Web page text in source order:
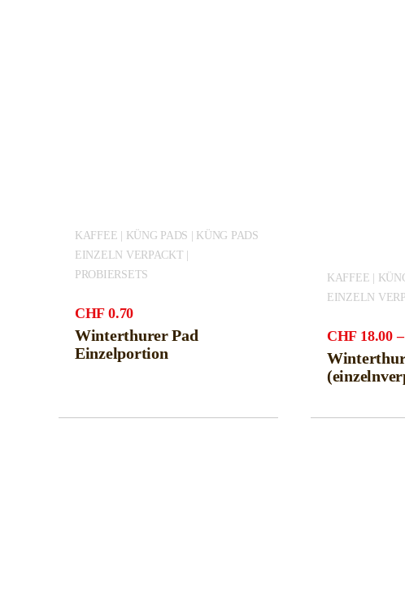
KAFFEE | KÜNG PADS | KÜNG PADS
EINZELN VERPACKT |
PROBIERSETS
CHF 0.70
Winterthurer Pad
Einzelportion
KAFFEE |
EINZELN
CHF 18.00 –